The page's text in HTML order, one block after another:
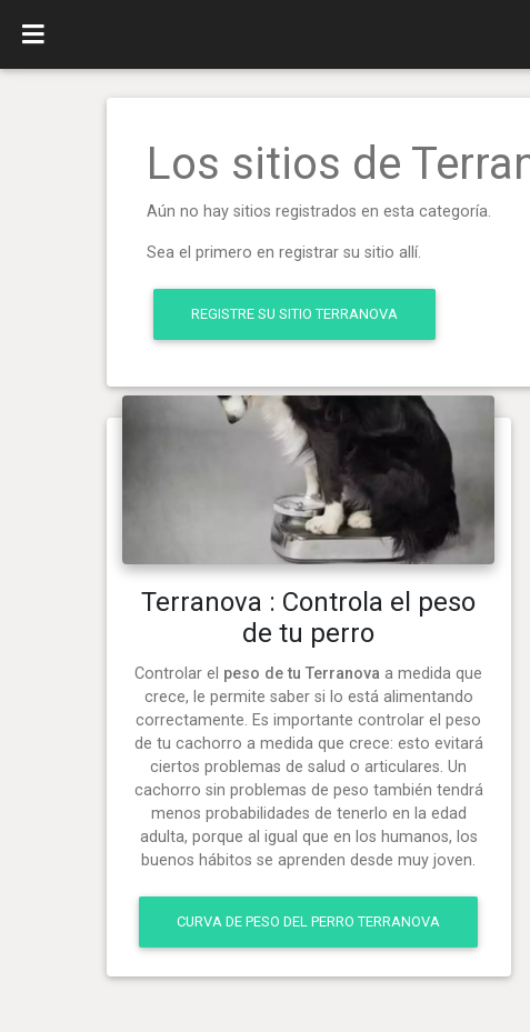
Los sitios de
Aún no hay sitios registrados en esta categoría.
Sea el primero en registrar su sitio allí.
REGISTRE SU SITIO TERRANOVA
Terranova : Controla el peso
de tu perro
Controlar el peso de tu Terranova a medida que
crece, le permite saber si lo está alimentando
correctamente. Es importante controlar el peso
de tu cachorro a medida que crece: esto evitará
ciertos problemas de salud o articulares. Un
cachorro sin problemas de peso también tendrá
menos probabilidades de tenerlo en la edad
adulta, porque al igual que en los humanos, los
buenos hábitos se aprenden desde muy joven.
CURVA DE PESO DEL PERRO TERRANOVA